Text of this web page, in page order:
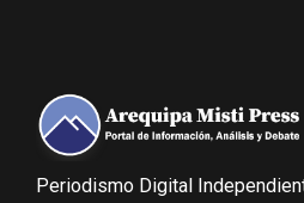
Periodismo Digital